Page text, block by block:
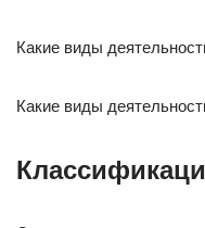
Какие виды
Какие виды